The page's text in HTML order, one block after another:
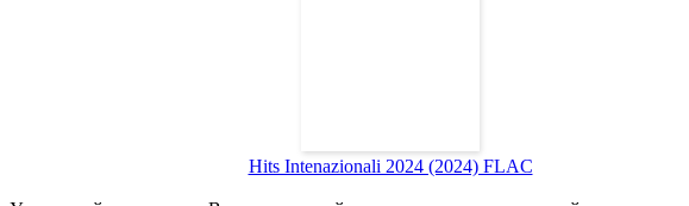
Hits Intenazionali 2024 (2024) FLAC